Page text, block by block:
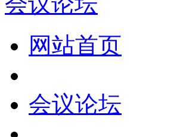
网站首页
会议论坛